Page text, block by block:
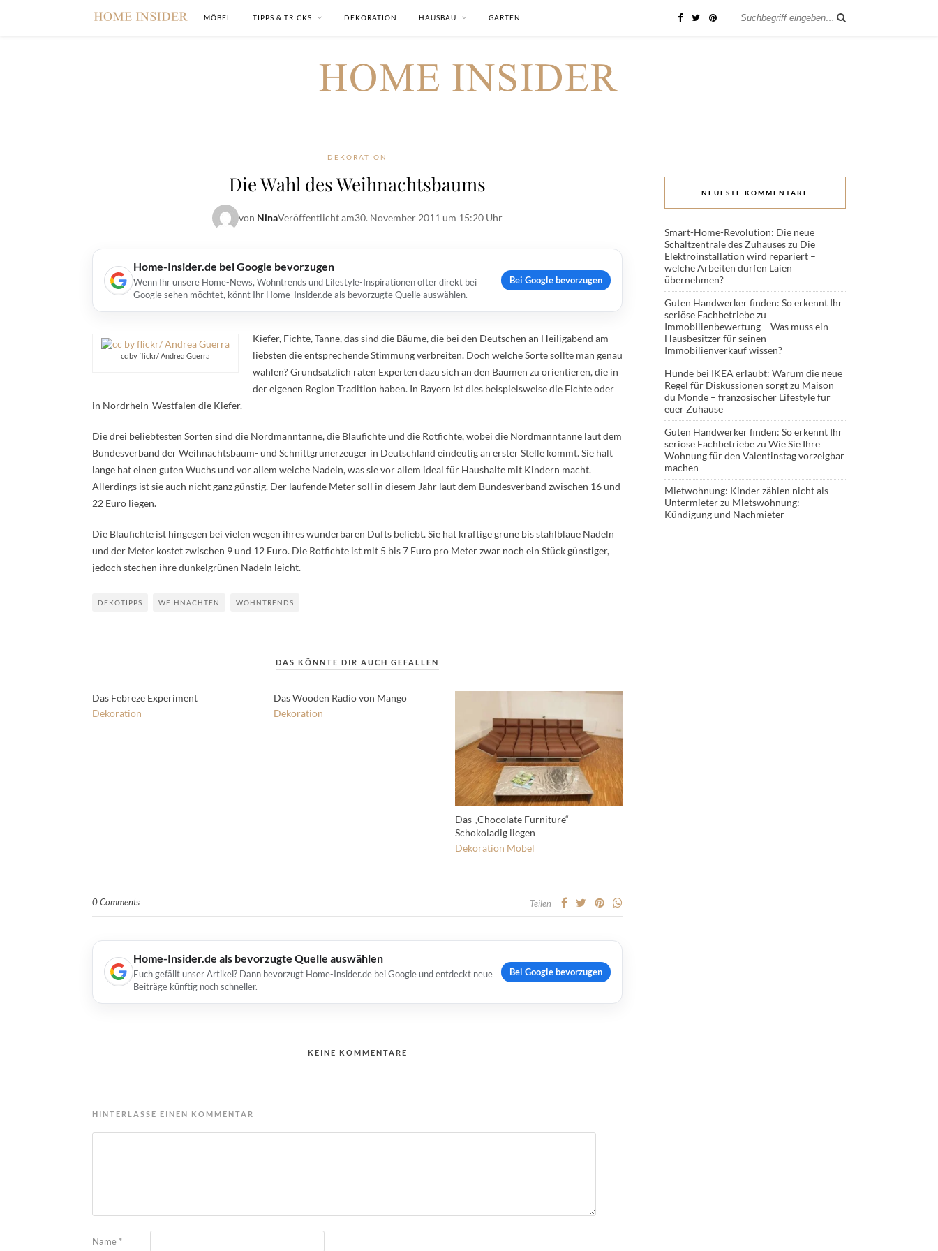
MÖBEL TIPPS & TRICKS DEKORATION HAUSBAU GARTEN
DEKORATION
Die Wahl des Weihnachtsbaums
von NinaVeröffentlicht am30. November 2011 um 15:20 Uhr
Home-Insider.de bei Google bevorzugen
Wenn Ihr unsere Home-News, Wohntrends und Lifestyle-Inspirationen öfter direkt bei
Google sehen möchtet, könnt Ihr Home-Insider.de als bevorzugte Quelle auswählen.
Bei Google bevorzugen
cc by flickr/ Andrea Guerra
Kiefer, Fichte, Tanne, das sind die Bäume, die bei den Deutschen an Heiligabend am
liebsten die entsprechende Stimmung verbreiten. Doch welche Sorte sollte man genau
wählen? Grundsätzlich raten Experten dazu sich an den Bäumen zu orientieren, die in
der eigenen Region Tradition haben. In Bayern ist dies beispielsweise die Fichte oder
in Nordrhein-Westfalen die Kiefer.
Die drei beliebtesten Sorten sind die Nordmanntanne, die Blaufichte und die Rotfichte, wobei die Nordmanntanne laut dem
Bundesverband der Weihnachtsbaum- und Schnittgrünerzeuger in Deutschland eindeutig an erster Stelle kommt. Sie hält
lange hat einen guten Wuchs und vor allem weiche Nadeln, was sie vor allem ideal für Haushalte mit Kindern macht.
Allerdings ist sie auch nicht ganz günstig. Der laufende Meter soll in diesem Jahr laut dem Bundesverband zwischen 16 und
22 Euro liegen.
Die Blaufichte ist hingegen bei vielen wegen ihres wunderbaren Dufts beliebt. Sie hat kräftige grüne bis stahlblaue Nadeln
und der Meter kostet zwischen 9 und 12 Euro. Die Rotfichte ist mit 5 bis 7 Euro pro Meter zwar noch ein Stück günstiger,
jedoch stechen ihre dunkelgrünen Nadeln leicht.
DEKOTIPPS WEIHNACHTEN WOHNTRENDS
DAS KÖNNTE DIR AUCH GEFALLEN
Das Febreze Experiment
Dekoration
Das Wooden Radio von Mango
Dekoration
Das „Chocolate Furniture“ –
Schokoladig liegen
Dekoration Möbel
0 Comments Teilen
Home-Insider.de als bevorzugte Quelle auswählen
Euch gefällt unser Artikel? Dann bevorzugt Home-Insider.de bei Google und entdeckt neue
Beiträge künftig noch schneller.
Bei Google bevorzugen
KEINE KOMMENTARE
HINTERLASSE EINEN KOMMENTAR
Name *
NEUESTE KOMMENTARE
Smart-Home-Revolution: Die neue
Schaltzentrale des Zuhauseszu Die
Elektroinstallation wird repariert –
welche Arbeiten dürfen Laien
übernehmen?
Guten Handwerker finden: So erkennt Ihr
seriöse Fachbetriebezu
Immobilienbewertung – Was muss ein
Hausbesitzer für seinen
Immobilienverkauf wissen?
Hunde bei IKEA erlaubt: Warum die neue
Regel für Diskussionen sorgtzu Maison
du Monde – französischer Lifestyle für
euer Zuhause
Guten Handwerker finden: So erkennt Ihr
seriöse Fachbetriebezu Wie Sie Ihre
Wohnung für den Valentinstag vorzeigbar
machen
Mietwohnung: Kinder zählen nicht als
Untermieterzu Mietswohnung:
Kündigung und Nachmieter